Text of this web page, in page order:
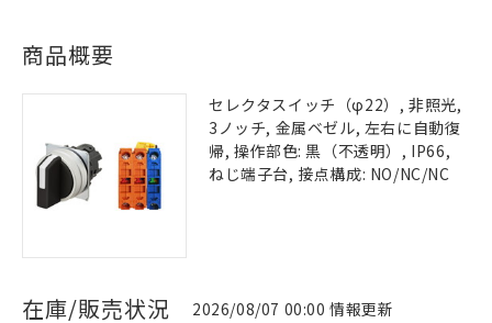
商品概要
セレクタスイッチ（φ22）, 非照光,
3ノッチ, 金属ベゼル, 左右に自動復
帰, 操作部色: 黒（不透明）, IP66,
ねじ端子台, 接点構成: NO/NC/NC
在庫/販売状況
2026/08/07 00:00 情報更新